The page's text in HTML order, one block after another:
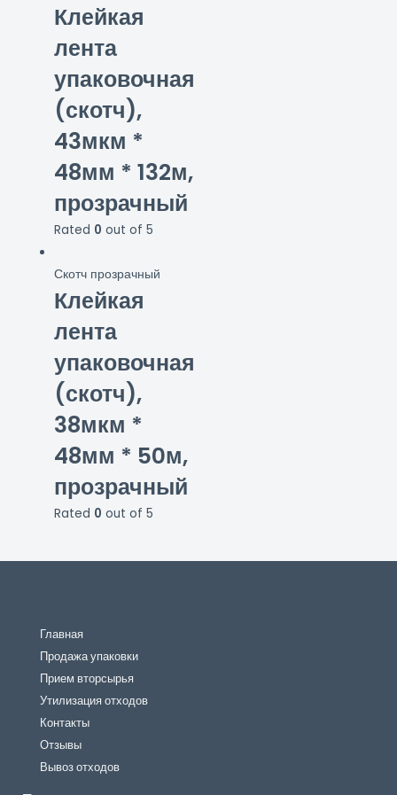
Клейкая
лента
упаковочная
(скотч),
43мкм *
48мм * 132м,
прозрачный
Rated 0 out of 5
Скотч прозрачный
Клейкая
лента
упаковочная
(скотч),
38мкм *
48мм * 50м,
прозрачный
Rated 0 out of 5
Главная
Продажа упаковки
Прием вторсырья
Утилизация отходов
Контакты
Отзывы
Вывоз отходов